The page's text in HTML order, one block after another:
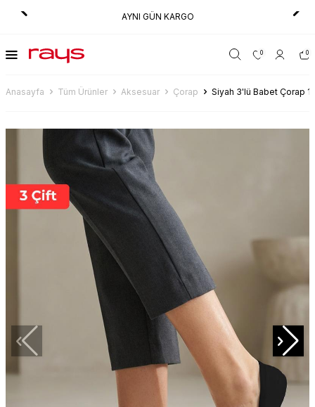
AYNI GÜN KARGO
0 0
Anasayfa Tüm Ürünler Aksesuar Çorap Siyah 3'lü Babet Çorap